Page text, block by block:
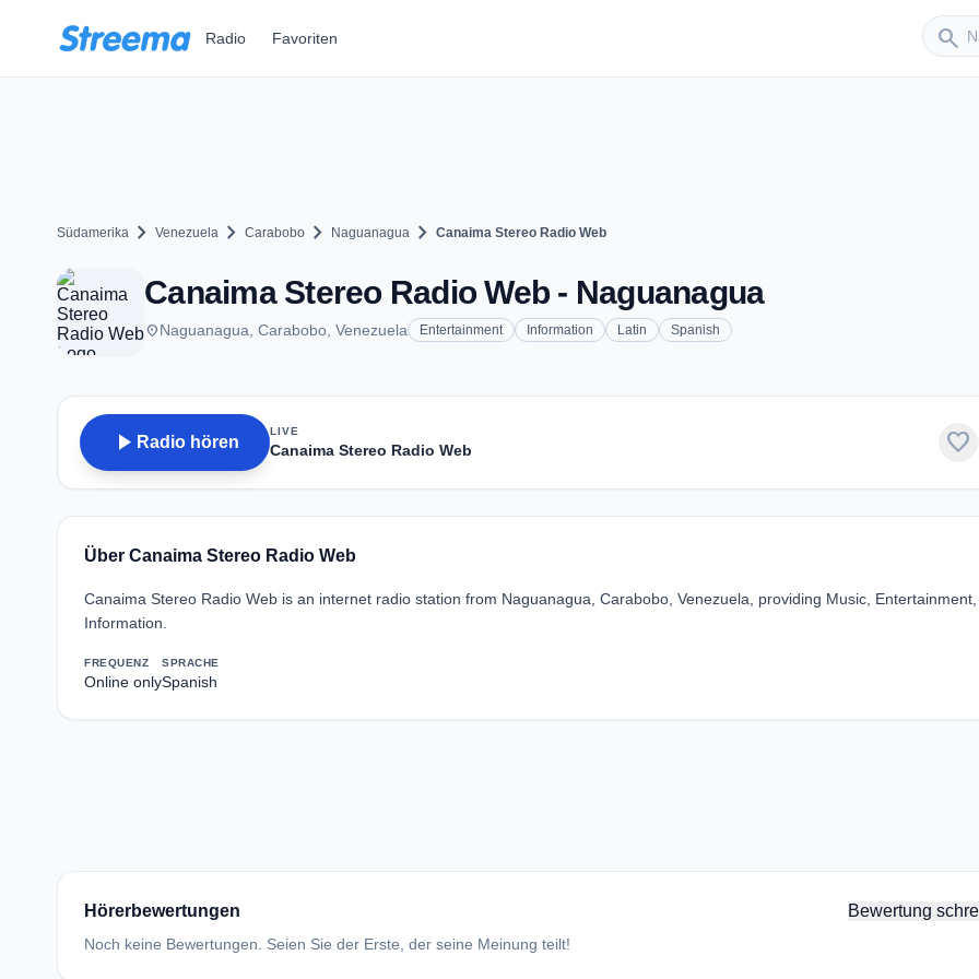
Radio Favoriten search
Sender
Südamerika chevron_right Venezuela chevron_right Carabobo chevron_right Naguanagua chevron_right Canaima Stereo Radio Web
Canaima Stereo Radio Web - Naguanagua
placeNaguanagua, Carabobo, Venezuela Entertainment Information Latin Spanish
play_arrow Radio hören
LIVE
Canaima Stereo Radio Web favorite
Über Canaima Stereo Radio Web
Canaima Stereo Radio Web is an internet radio station from Naguanagua, Carabobo, Venezuela, providing Music,
Information.
FREQUENZ
Online only
SPRACHE
Spanish
Hörerbewertungen Bewertung
Noch keine Bewertungen. Seien Sie der Erste, der seine Meinung teilt!